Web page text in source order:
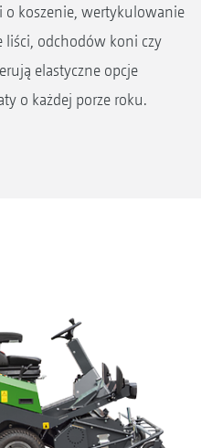
o koszenie, wertykulowanie
liści, odchodów koni czy
elastyczne opcje
o każdej porze roku.